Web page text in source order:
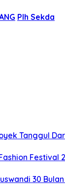
Plh Sekda
Tanggul
Festival
30